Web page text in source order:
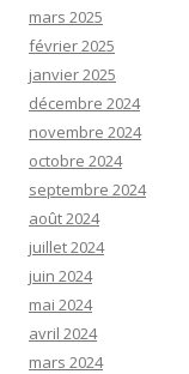
mars 2025
février 2025
janvier 2025
décembre 2024
novembre 2024
octobre 2024
septembre 2024
août 2024
juillet 2024
juin 2024
mai 2024
avril 2024
mars 2024